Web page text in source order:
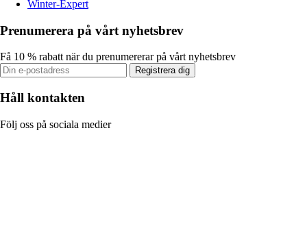
Winter-Expert
Prenumerera på vårt nyhetsbrev
Få 10 % rabatt när du prenumererar på vårt nyhetsbrev
Registrera dig
Håll kontakten
Följ oss på sociala medier